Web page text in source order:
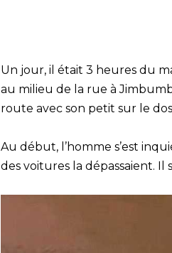
Un jour, il était 3 heures du
au milieu de la rue à
route avec son petit sur le
Au début, l’homme s’est
des voitures la dépassaient. Il